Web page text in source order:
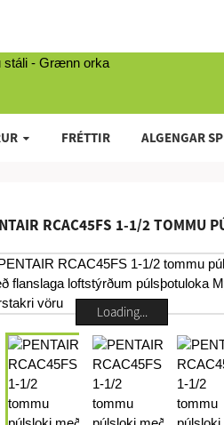
FRÉTTIR ALGENGAR
RCAC45FS 1-1/2 TOMMU
Loading...